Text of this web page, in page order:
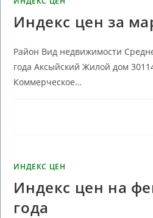
Индекс цен за
Район Вид недвижимости
года Аксыйский Жилой дом
Коммерческое…
ИНДЕКС ЦЕН
Индекс цен на
года